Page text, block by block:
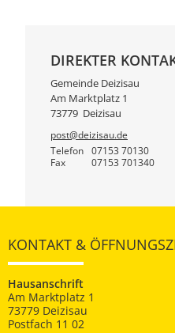
DIREKTER
Gemeinde Deizisau
Am Marktplatz 1
73779 Deizisau
post@deizisau.de
Telefon
07153 70130
Fax 07153 701340
KONTAKT &
Hausanschrift
Am Marktplatz 1
73779 Deizisau
Postfach 11 02